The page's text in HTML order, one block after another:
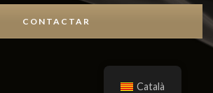
CONTACTAR
Català